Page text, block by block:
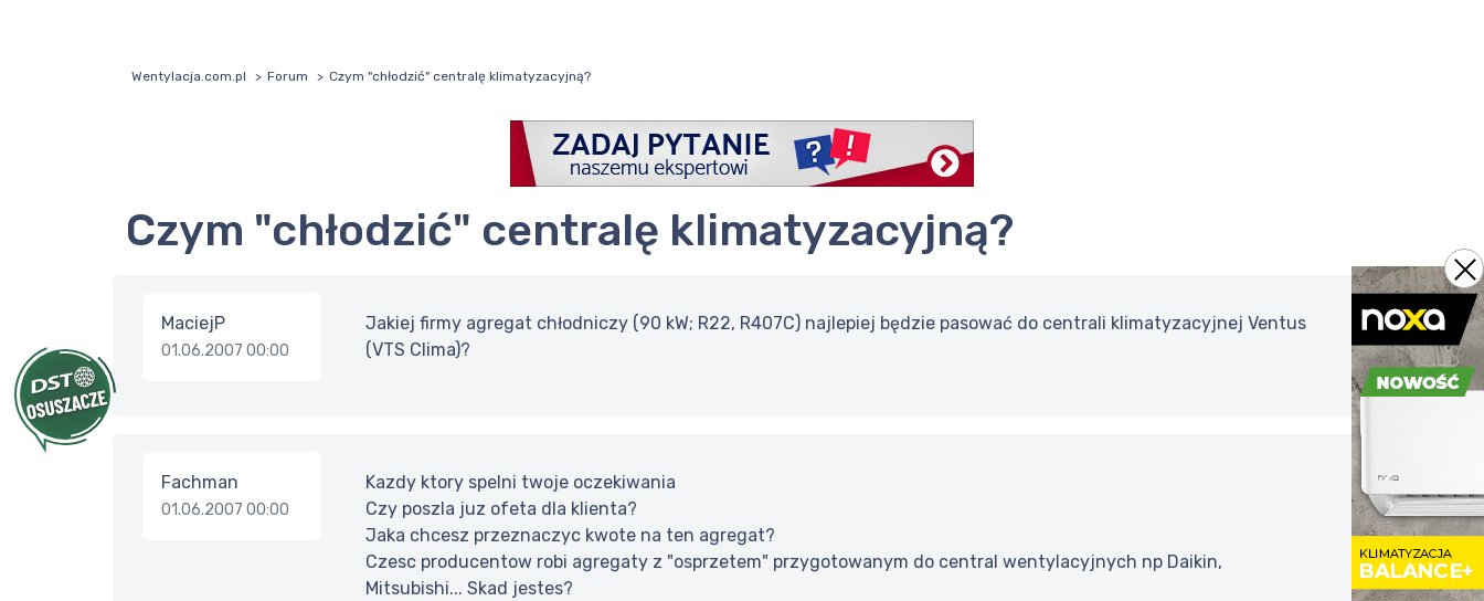
Wentylacja.com.pl Forum Czym "chłodzić" centralę klimatyzacyjną?
Czym "chłodzić" centralę klimatyzacyjną?
MaciejP
01.06.2007 00:00
Jakiej firmy agregat chłodniczy (90 kW; R22, R407C) najlepiej będzie pasować do centrali klimatyzacyjnej Ventus
(VTS Clima)?
Fachman
01.06.2007 00:00
Kazdy ktory spelni twoje oczekiwania
Czy poszla juz ofeta dla klienta?
Jaka chcesz przeznaczyc kwote na ten agregat?
Czesc producentow robi agregaty z "osprzetem" przygotowanym do central wentylacyjnych np Daikin,
Mitsubishi... Skad jestes?